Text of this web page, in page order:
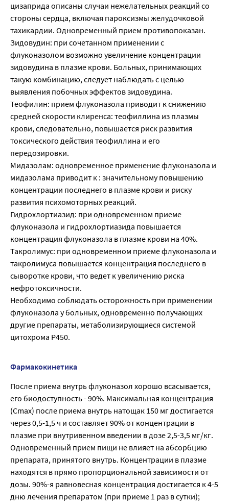
цизаприда описаны случаи нежелательных реакций со
стороны сердца, включая пароксизмы желудочковой
тахикардии. Одновременный прием противопоказан.
Зидовудин: при сочетанном применении с
флуконазолом возможно увеличение концентрации
зидовудина в плазме крови. Больных, принимающих
такую комбинацию, следует наблюдать с целью
выявления побочных эффектов зидовудина.
Теофилин: прием флуконазола приводит к снижению
средней скорости клиренса: теофиллина из плазмы
крови, следовательно, повышается риск развития
токсического действия теофиллина и его
передозировки.
Мидазолам: одновременное применение флуконазола и
мидазолама приводит к : значительному повышению
концентрации последнего в плазме крови и риску
развития психомоторных реакций.
Гидрохлортиазид: при одновременном приеме
флуконазола и гидрохлортиазида повышается
концентрация флуконазола в плазме крови на 40%.
Такролимус: при одновременном приеме флуконазола и
такролимуса повышается концентрация последнего в
сыворотке крови, что ведет к увеличению риска
нефротоксичности.
Необходимо соблюдать осторожность при применении
флуконазола у больных, одновременно получающих
другие препараты, метаболизирующиеся системой
цитохрома Р450.
Фармакокинетика
После приема внутрь флуконазол хорошо всасывается,
его биодоступность - 90%. Максимальная концентрация
(Cmax) после приема внутрь натощак 150 мг достигается
через 0,5-1,5 ч и составляет 90% от концентрации в
плазме при внутривенном введении в дозе 2,5-3,5 мг/кг.
Одновременный прием пищи не влияет на абсорбцию
препарата, принятого внутрь. Концентрации в плазме
находятся в прямо пропорциональной зависимости от
дозы. 90%-я равновесная концентрация достигается к 4-5
дню лечения препаратом (при приеме 1 раз в сутки);